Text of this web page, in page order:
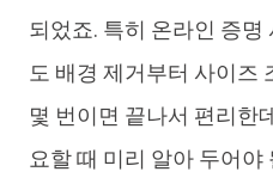
되었죠. 특히 온라인 증명
도 배경 제거부터 사이즈
몇 번이면 끝나서 편리한
요할 때 미리 알아 두어야